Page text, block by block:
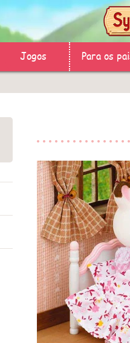
Jogos Para os